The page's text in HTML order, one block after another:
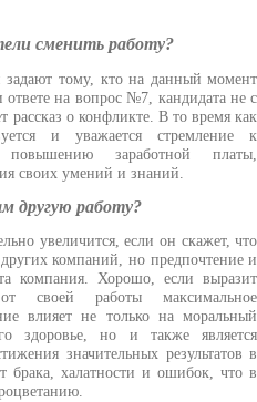
сменить работу?
задают тому, кто на данный момент
на вопрос №7, кандидата не с
рассказ о конфликте. В то время как
и уважается стремление к
повышению заработной платы,
своих умений и знаний.
другую работу?
увеличится, если он скажет, что
компаний, но предпочтение и
компания. Хорошо, если выразит
своей работы максимальное
влияет не только на моральный
здоровье, но и также является
значительных результатов в
брака, халатности и ошибок, что в